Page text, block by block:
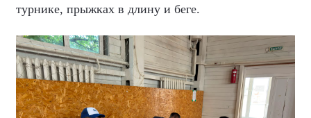
турнике, прыжках в длину и беге.